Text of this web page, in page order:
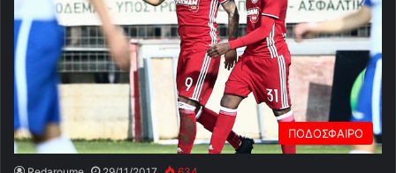
ΠΟΔΟΣΦΑΙΡΟ